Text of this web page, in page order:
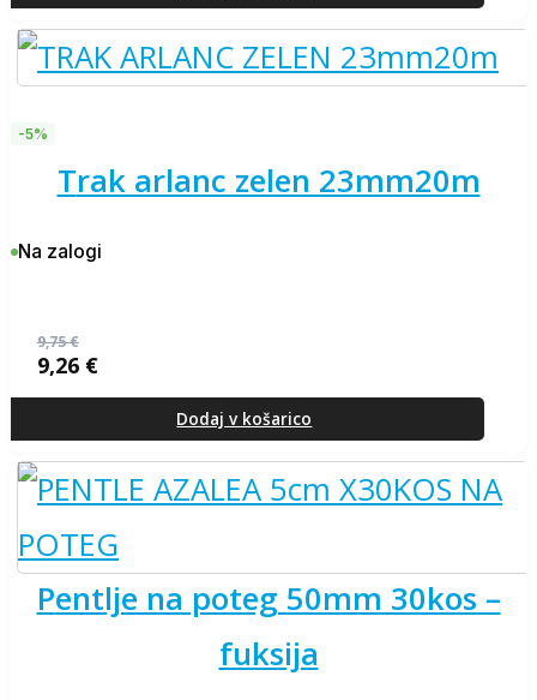
13,41 €.
-5%
trak arlanc zelen 23mm20m
Na zalogi
9,75€
cena
9,75 €.
9,26 €
cena
Dodaj v košarico
pentlje na poteg 50mm 30kos –
fuksija